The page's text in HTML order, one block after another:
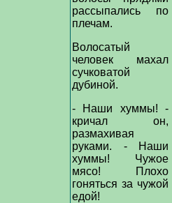
рассыпались по
плечам.
Волосатый
человек махал
сучковатой
дубиной.
- Наши хуммы! -
кричал он,
размахивая
руками. - Наши
хуммы! Чужое
мясо! Плохо
гоняться за чужой
едой!